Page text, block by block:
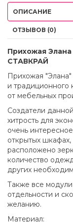
ОПИСАНИЕ
ОТЗЫВОВ (0)
Прихожая
СТАВКРАЙ
Прихожая
и традиционного
от мебельных
Создатели
хитрость для
очень
открытых
расположено
количество
других
Также все
отдельности и
желанию.
Материал: